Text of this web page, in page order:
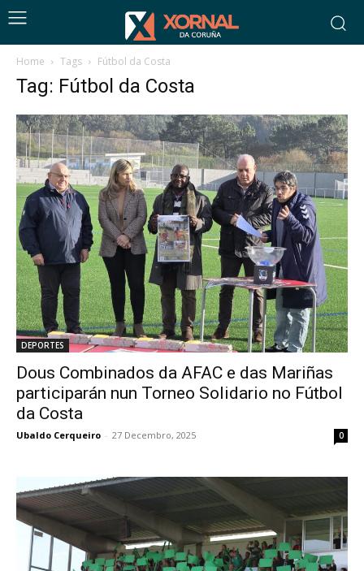
Home Tags Fútbol da Costa
Tag: Fútbol da Costa
DEPORTES
Dous Combinados da AFAC e das Mariñas
participarán nun Torneo Solidario no Fútbol
da Costa
Ubaldo Cerqueiro - 27 Decembro, 2025 0